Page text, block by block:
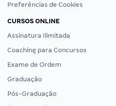
Preferências de Cookies
CURSOS ONLINE
Assinatura Ilimitada
Coaching para Concursos
Exame de Ordem
Graduação
Pós-Graduação